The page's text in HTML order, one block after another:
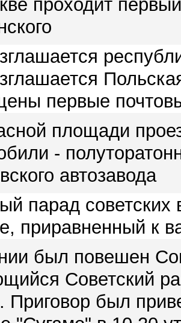
проходит
первые
площади
-
автозавода
парад
приравненный к
был повешен
Советский
Приговор был